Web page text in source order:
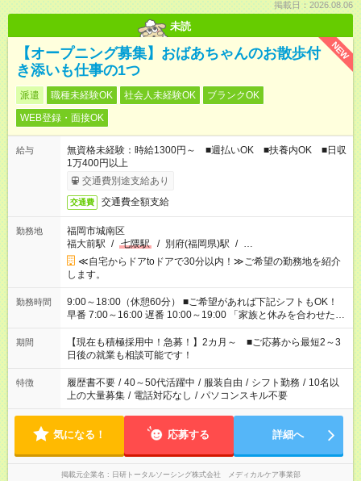
掲載日：2026.08.06
未読
NEW
【オープニング募集】おばあちゃんのお散歩付
き添いも仕事の1つ
派遣 職種未経験OK 社会人未経験OK
ブランクOK
WEB登録・面接OK
給与
無資格未経験：時給1300円～ ■週払いOK ■扶養内OK ■日収
1万400円以上
交通費別途支給あり
交通費 交通費全額支給
勤務地
福岡市城南区
福大前駅 / 七隈駅 / 別府(福岡県)駅 / …
≪自宅からドアtoドアで30分以内！≫ご希望の勤務地を紹介
します。
勤務時間
9:00～18:00（休憩60分） ■ご希望があれば下記シフトもOK！
早番 7:00～16:00 遅番 10:00～19:00 「家族と休みを合わせた
い」 「余裕を持って夕飯の準備がしたい」 「できれば残業はし
たくない」 など、ご希望を教えてくださいね。 ※Wワーク希望
の方へ 今ご覧のお仕事で希望する勤務時間と、もう1つのお仕事
の勤務時間。 合計で週40時間を超える場合は応募できません。
期間
【現在も積極採用中！急募！】2カ月～ ■ご応募から最短2～3
日後の就業も相談可能です！
特徴 履歴書不要 / 40～50代活躍中 / 服装自由 / シフト勤務 / 10名以
上の大量募集 / 電話対応なし / パソコンスキル不要
気になる！ 応募する 詳細へ
掲載元企業名 日研トータルソーシング株式会社 メディカルケア事業部